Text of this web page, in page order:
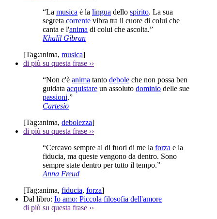
“La musica è la lingua dello spirito. La sua
segreta corrente vibra tra il cuore di colui che
canta e l'anima di colui che ascolta.”
Khalil Gibran
[Tag:anima, musica]
di più su questa frase ››
“Non c'è anima tanto debole che non possa ben
guidata acquistare un assoluto dominio delle sue
passioni.”
Cartesio
[Tag:anima, debolezza]
di più su questa frase ››
“Cercavo sempre al di fuori di me la forza e la
fiducia, ma queste vengono da dentro. Sono
sempre state dentro per tutto il tempo.”
Anna Freud
[Tag:anima, fiducia, forza]
Dal libro: Io amo: Piccola filosofia dell'amore
di più su questa frase ››